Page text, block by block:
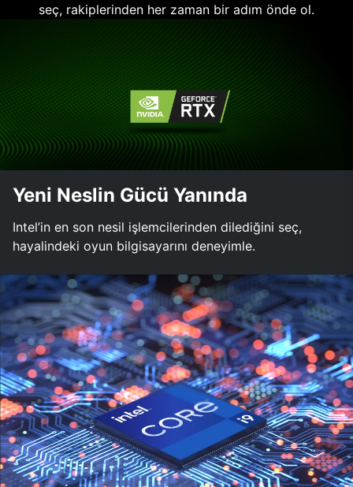
seç, rakiplerinden her zaman bir adım önde ol.
Yeni Neslin Gücü Yanında
Intel’in en son nesil işlemcilerinden dilediğini seç,
hayalindeki oyun bilgisayarını deneyimle.